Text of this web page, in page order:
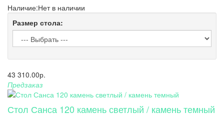
Наличие:Нет в наличии
Размер стола:
43 310.00р.
Предзаказ
Стол Санса 120 камень светлый / камень темный